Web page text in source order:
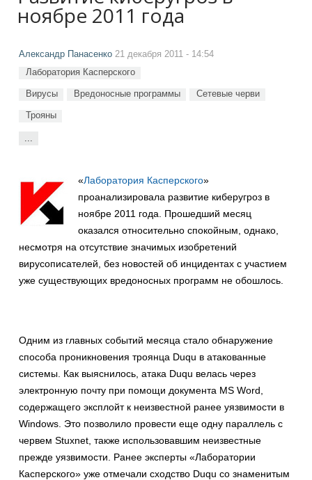
ноябре 2011 года
Александр Панасенко 21 декабря 2011 - 14:54
Лаборатория Касперского
Вирусы Вредоносные программы Сетевые черви
Трояны
...
«Лаборатория Касперского»
проанализировала развитие киберугроз в
ноябре 2011 года. Прошедший месяц
оказался относительно спокойным, однако,
несмотря на отсутствие значимых изобретений
вирусописателей, без новостей об инцидентах с участием
уже существующих вредоносных программ не обошлось.
Одним из главных событий месяца стало обнаружение
способа проникновения троянца Duqu в атакованные
системы. Как выяснилось, атака Duqu велась через
электронную почту при помощи документа MS Word,
содержащего эксплойт к неизвестной ранее уязвимости в
Windows. Это позволило провести еще одну параллель с
червем Stuxnet, также использовавшим неизвестные
прежде уязвимости. Ранее эксперты «Лаборатории
Касперского» уже отмечали сходство Duqu со знаменитым